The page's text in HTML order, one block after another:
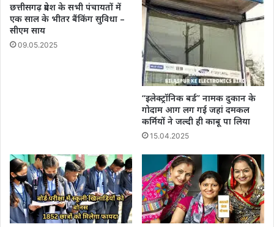
छत्तीसगढ़ प्रदेश के सभी पंचायतों में
एक साल के भीतर बैंकिंग सुविधा –
सीएम साय
09.05.2025
“इलेक्ट्रॉनिक बर्ड” नामक दुकान के
गोदाम आग लग गई जहां दमकल
कर्मियों ने जल्दी ही काबू पा लिया
15.04.2025